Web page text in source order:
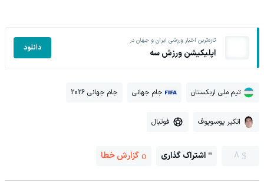
تازه‌ترین اخبار ورزشی ایران و جهان در
اپلیکیشن ورزش سه دانلود
تیم ملی ازبکستان جام جهانی جام جهانی 2026
اتکیر یوسوپوف فوتبال
8 اشتراک گذاری گزارش خطا